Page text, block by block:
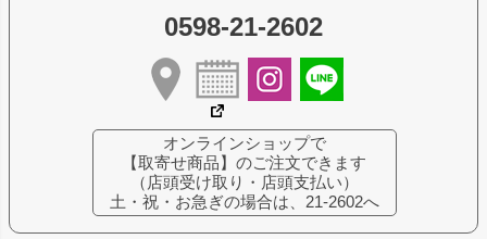
0598-21-2602
オンラインショップで
【取寄せ商品】のご注文できます
（店頭受け取り・店頭支払い）
土・祝・お急ぎの場合は、21-2602へ